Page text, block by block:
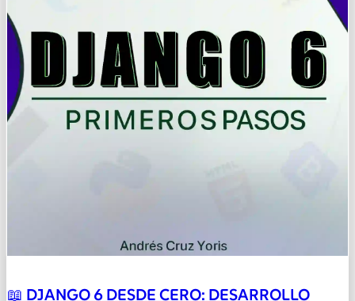
📖 DJANGO 6 DESDE CERO: DESARROLLO